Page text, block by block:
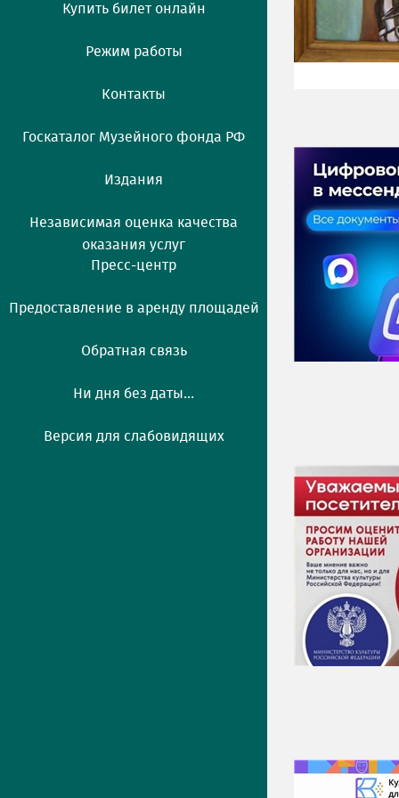
Купить билет онлайн
Режим работы
Контакты
Госкаталог Музейного фонда РФ
Издания
Независимая оценка качества
оказания услуг
Пресс-центр
Предоставление в аренду площадей
Обратная связь
Ни дня без даты...
Версия для слабовидящих